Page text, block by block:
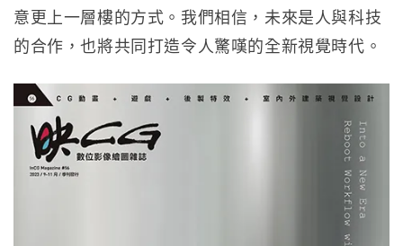
意更上一層樓的方式。我們相信，未來是人與科技
的合作，也將共同打造令人驚嘆的全新視覺時代。